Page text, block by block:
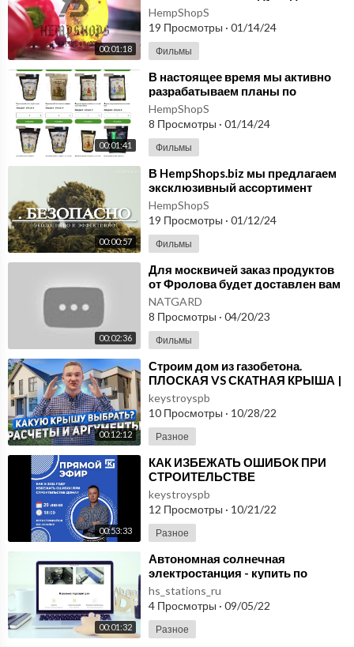
00:01:18
возродить использование
конопли. hempshops.biz
HempShopS
19 Просмотры · 01/14/24
Фильмы
00:01:41
⁣В настоящее время мы активно
разрабатываем планы по
расширению производства
конопляных продуктов
HempShopS
8 Просмотры · 01/14/24
Фильмы
00:00:57
⁣В HempShops.biz мы предлагаем
эксклюзивный ассортимент
продуктов из
высококачественной конопли
HempShopS
19 Просмотры · 01/12/24
Фильмы
00:02:36
⁣Для москвичей заказ продуктов
от Фролова будет доставлен вам
в течение дня. Изделия с
микросферами
NATGARD
8 Просмотры · 04/20/23
Фильмы
00:12:12
⁣Строим дом из газобетона.
ПЛОСКАЯ VS СКАТНАЯ КРЫША |
Какую крышу выбрать в 2022
году?
keystroyspb
10 Просмотры · 10/28/22
Разное
00:53:33
⁣КАК ИЗБЕЖАТЬ ОШИБОК ПРИ
СТРОИТЕЛЬСТВЕ
СОБСТВЕННОГО ДОМА В 2022
ГОДУ
keystroyspb
12 Просмотры · 10/21/22
Разное
00:01:32
⁣Автономная солнечная
электростанция - купить по
хорошей цене в этом году.
Варианты от производителя.
hs_stations_ru
4 Просмотры · 09/05/22
Разное